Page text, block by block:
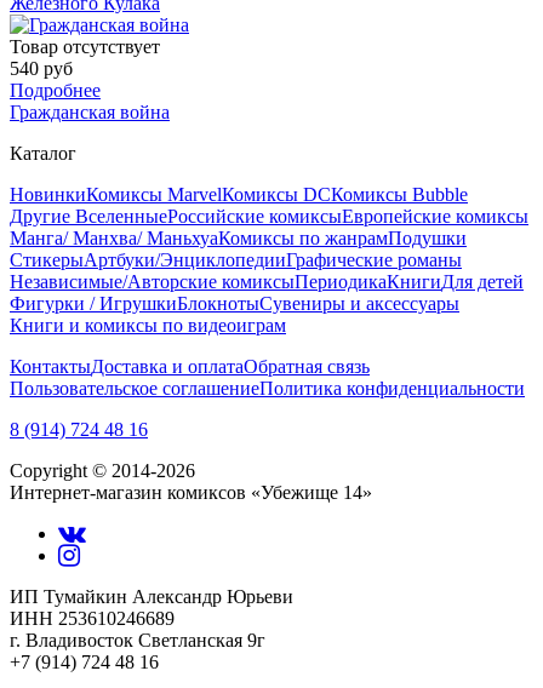
Товар отсутствует
540 руб
Подробнее
Гражданская война
Каталог
НовинкиКомиксы MarvelКомиксы DCКомиксы Bubble
Другие ВселенныеРоссийские комиксыЕвропейские комиксы
Манга/ Манхва/ МаньхуаКомиксы по жанрамПодушки
СтикерыАртбуки/ЭнциклопедииГрафические романы
Независимые/Авторские комиксыПериодикаКнигиДля детей
Фигурки / ИгрушкиБлокнотыСувениры и аксессуары
Книги и комиксы по видеоиграм
КонтактыДоставка и оплатаОбратная связь
Пользовательское соглашениеПолитика конфиденциальности
8 (914) 724 48 16
Copyright © 2014-2026
Интернет-магазин комиксов «Убежище 14»
ИП Тумайкин Александр Юрьеви
ИНН 253610246689
г. Владивосток Светланская 9г
+7 (914) 724 48 16